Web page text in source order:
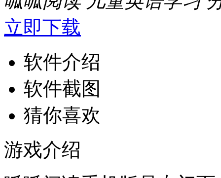
立即下载
软件介绍
软件截图
猜你喜欢
游戏介绍